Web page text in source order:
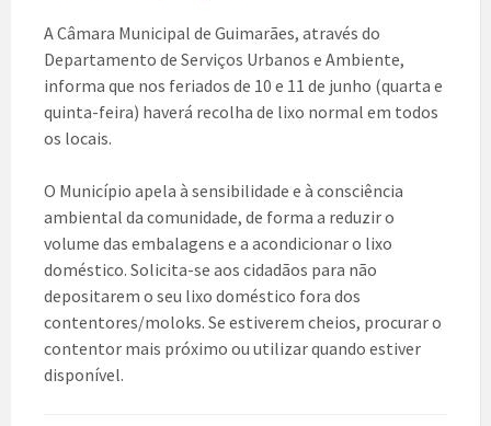
A Câmara Municipal de Guimarães, através do
Departamento de Serviços Urbanos e Ambiente,
informa que nos feriados de 10 e 11 de junho (quarta e
quinta-feira) haverá recolha de lixo normal em todos
os locais.
O Município apela à sensibilidade e à consciência
ambiental da comunidade, de forma a reduzir o
volume das embalagens e a acondicionar o lixo
doméstico. Solicita-se aos cidadãos para não
depositarem o seu lixo doméstico fora dos
contentores/moloks. Se estiverem cheios, procurar o
contentor mais próximo ou utilizar quando estiver
disponível.